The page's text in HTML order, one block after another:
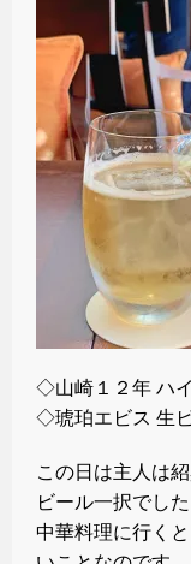
◇山崎１２年 ハ
◇琥珀エビス 生
この日は主人は
ビール一択でした
中華料理に行く